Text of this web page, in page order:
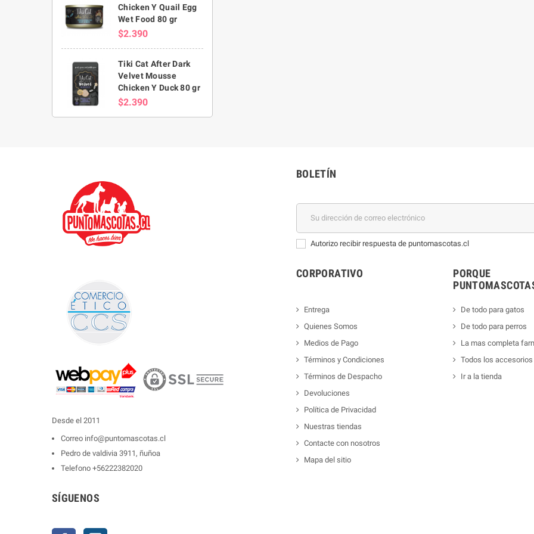
Chicken Y Quail Egg
Wet Food 80 gr
$2.390
Tiki Cat After Dark
Velvet Mousse
Chicken Y Duck 80 gr
$2.390
Desde el 2011
Correo info@puntomascotas.cl
Pedro de valdivia 3911, ñuñoa
Telefono +56222382020
SÍGUENOS
BOLETÍN
Autorizo recibir respuesta de puntomascotas.cl
CORPORATIVO
Entrega
Quienes Somos
Medios de Pago
Términos y Condiciones
Términos de Despacho
Devoluciones
Política de Privacidad
Nuestras tiendas
Contacte con nosotros
Mapa del sitio
PORQUE
De todo para gatos
De todo para perros
La mas completa
Todos los accesorios
Ir a la tienda